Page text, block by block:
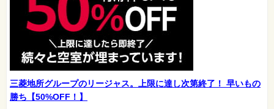
三菱地所グループのリージャス。上限に達し次第終了！ 早いもの
勝ち【50%OFF！】